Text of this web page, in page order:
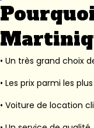
• Un très grand choix
• Les prix parmi les
• Voiture de location